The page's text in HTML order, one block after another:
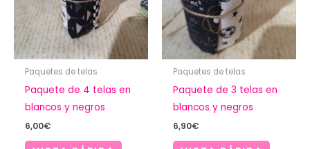
Paquetes de telas
Paquete de 4 telas en
blancos y negros
6,00€
Paquetes de telas
Paquete de 3 telas en
blancos y negros
6,90€